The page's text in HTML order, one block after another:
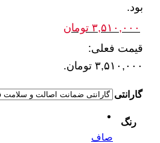
بود.
۳,۵۱۰,۰۰۰ تومان
قیمت فعلی:
۳,۵۱۰,۰۰۰ تومان.
گارانتی
رنگ
صاف